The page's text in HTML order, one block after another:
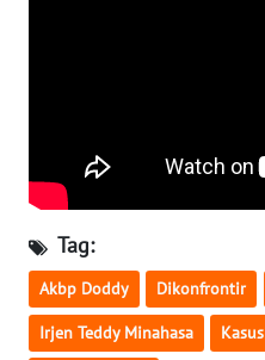
Tag:
Akbp Doddy Dikonfrontir
Irjen Teddy Minahasa
BARAT
WN
RIAU
WN
SERAMBI